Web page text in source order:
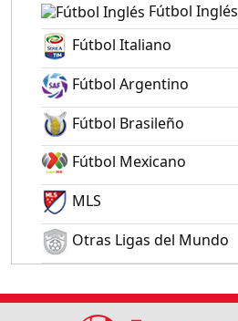
Fútbol Inglés
Fútbol Italiano
Fútbol Argentino
Fútbol Brasileño
Fútbol Mexicano
MLS
Otras Ligas del Mundo